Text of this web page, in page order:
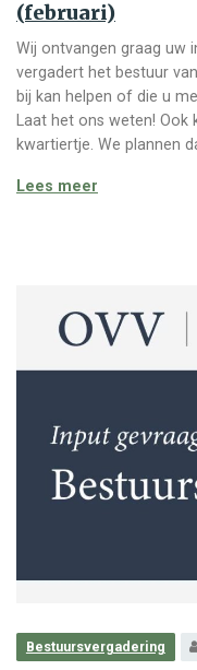
(februari)
Wij ontvangen graag uw
vergadert het bestuur
bij kan helpen of die u
Laat het ons weten!
kwartiertje. We plannen
Lees meer
Bestuursvergadering